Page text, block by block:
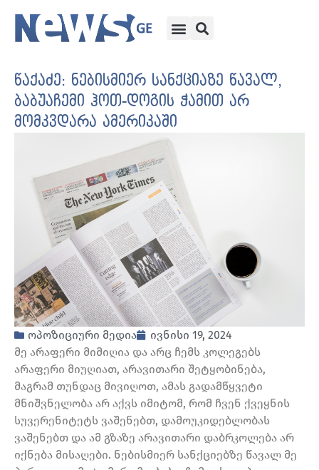
წაქაძე: ნებისმიერ სანქციაზე წავალ,
ბაბუაჩემი ჰოთ-დოგის ჭამით არ
მომკვდარა ამერიკაში
ოპოზიციური მედია
ივნისი 19, 2024
მე არაფერი მიმიღია და არც ჩემს კოლეგებს
არაფერი მიუღიათ, არავითარი შეტყობინება,
მაგრამ თუნდაც მივიღოთ, ამას გადამწყვეტი
მნიშვნელობა არ აქვს იმიტომ, რომ ჩვენ ქვეყნის
სუვერენიტეტს ვაშენებთ, დამოუკიდებლობას
ვაშენებთ და ამ გზაზე არავითარი დაბრკოლება არ
იქნება მისაღები. ნებისმიერ სანქციებზე წავალ მე